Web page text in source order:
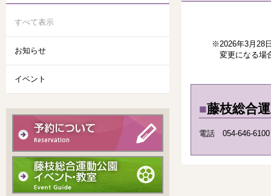
※2026年3月28日
変更になる場合
■藤枝総合
電話 054-646-
すべて表示
お知らせ
イベント